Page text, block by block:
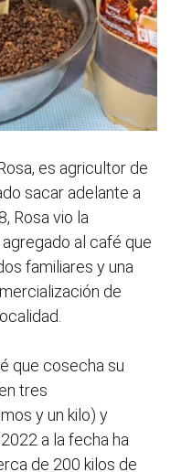
es agricultor de
sacar adelante a
Rosa vio la
al café que
familiares y una
de
que cosecha su
tres
y un kilo) y
a la fecha ha
de 200 kilos de